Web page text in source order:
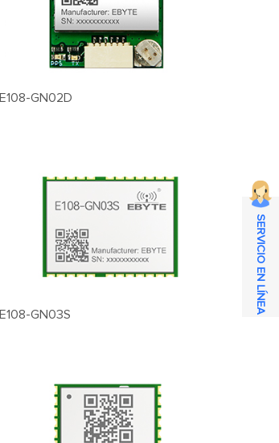
E108-GN02D
E108-GN03S
SERVICIO EN LÍNEA